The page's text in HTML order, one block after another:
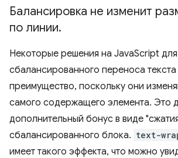
Балансировка не изменит
по линии.
Некоторые решения на JavaScript для
сбалансированного переноса
преимущество, поскольку они
самого содержащего элемента. Это
дополнительный бонус в виде
сбалансированного блока. text-
имеет такого эффекта, что можно